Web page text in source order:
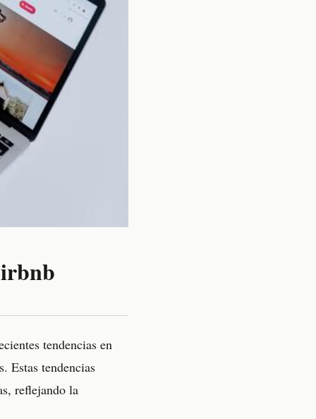
tendencias en
Estas tendencias
reflejando la